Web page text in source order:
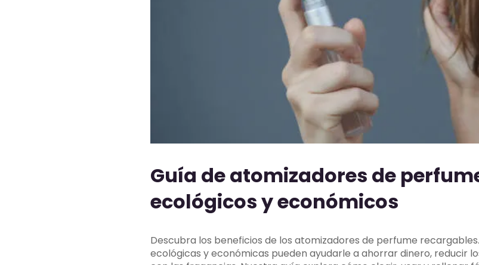
Guía de atomizadores de
ecológicos y económicos
Descubra los beneficios de los atomizadores de perfume
ecológicas y económicas pueden ayudarle a ahorrar dinero, reducir